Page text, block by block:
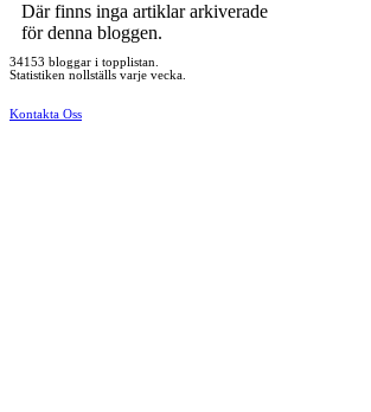
Där finns inga artiklar arkiverade
för denna bloggen.
34153 bloggar i topplistan.
Statistiken nollställs varje vecka.
Kontakta Oss